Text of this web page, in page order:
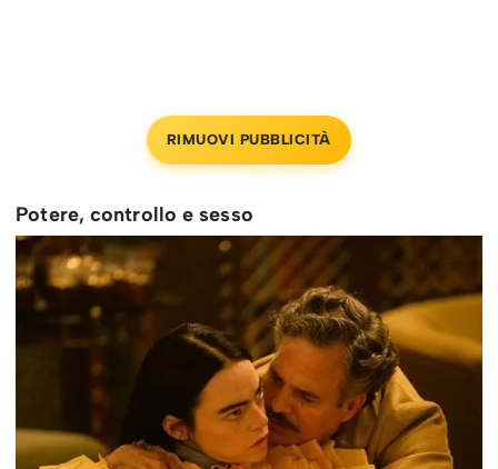
RIMUOVI PUBBLICITÀ
Potere, controllo e sesso